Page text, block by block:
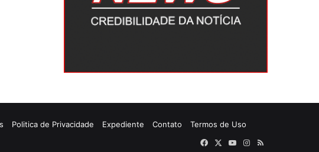
Politica de Privacidade Expediente Contato Termos de Uso
FacebookYouTubeInstagram